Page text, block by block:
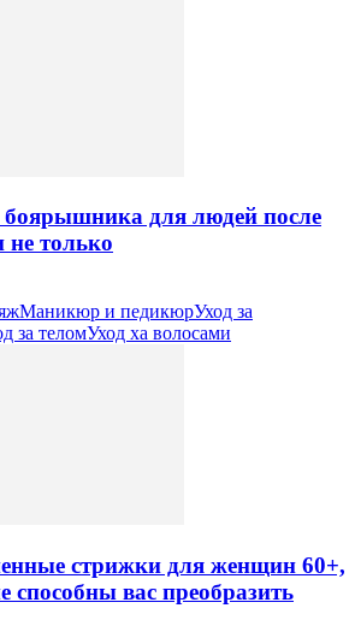
для людей после
не только
Маникюр и педикюрУход за
за теломУход ха волосами
стрижки для женщин 60+,
способны вас преобразить